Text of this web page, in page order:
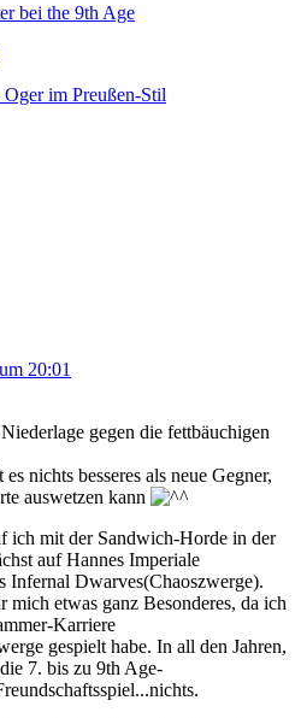
bei the 9th Age
im Preußen-Stil
20:01
gegen die fettbäuchigen
nichts besseres als neue Gegner,
auswetzen kann
ich mit der Sandwich-Horde in der
auf Hannes Imperiale
Infernal Dwarves(Chaoszwerge).
etwas ganz Besonderes, da ich
Karriere
gespielt habe. In all den Jahren,
7. bis zu 9th Age-